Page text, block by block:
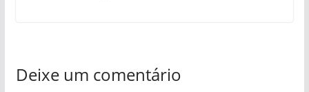
Deixe um comentário